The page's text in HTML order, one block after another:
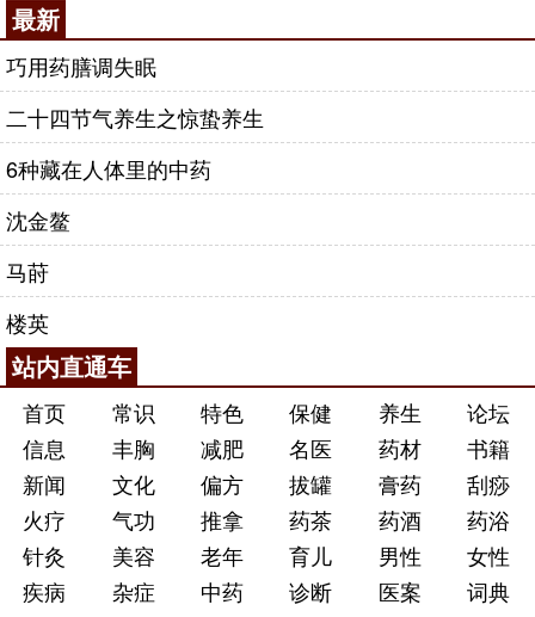
最新
巧用药膳调失眠
二十四节气养生之惊蛰养生
6种藏在人体里的中药
沈金鳌
马莳
楼英
站内直通车
首页 常识 特色 保健 养生
论坛
信息
丰胸 减肥 名医 药材
书籍
新闻
文化 偏方 拔罐 膏药
刮痧
火疗
气功 推拿 药茶 药酒
药浴
针灸
美容 老年 育儿 男性
女性
疾病
杂症 中药 诊断 医案
词典